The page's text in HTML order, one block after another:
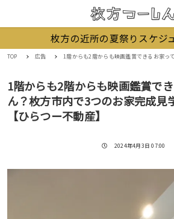
枚方の近所の夏祭りスケジ
TOP 広告 1階からも2階からも映画鑑賞できるお家って最高やん？枚方市内で3つのお家
1階からも2階からも映画鑑賞で
ん？枚方市内で3つのお家完成見
【ひらつー不動産】
投稿日
2024年4月3日 07:00